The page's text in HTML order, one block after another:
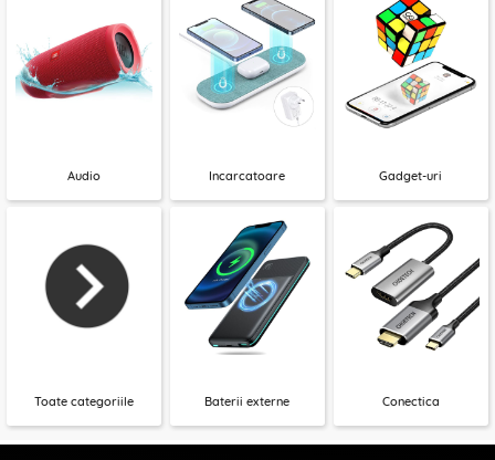
Audio Incarcatoare Gadget-uri
Toate categoriile Baterii externe Conectica